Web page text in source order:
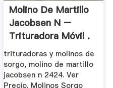
Molino De Martillo
Jacobsen N –
Trituradora Móvil .
trituradoras y molinos de
sorgo, molino de martillo
jacobsen n 2424. Ver
Precio. Molinos Sorgo